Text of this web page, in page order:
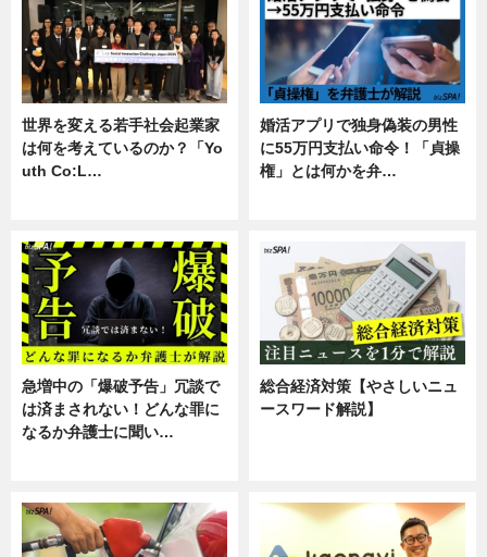
世界を変える若手社会起業家
は何を考えているのか？「Yo
uth Co:L…
婚活アプリで独身偽装の男性
に55万円支払い命令！「貞操
権」とは何かを弁…
急増中の「爆破予告」冗談で
は済まされない！どんな罪に
なるか弁護士に聞い…
総合経済対策【やさしいニュ
ースワード解説】